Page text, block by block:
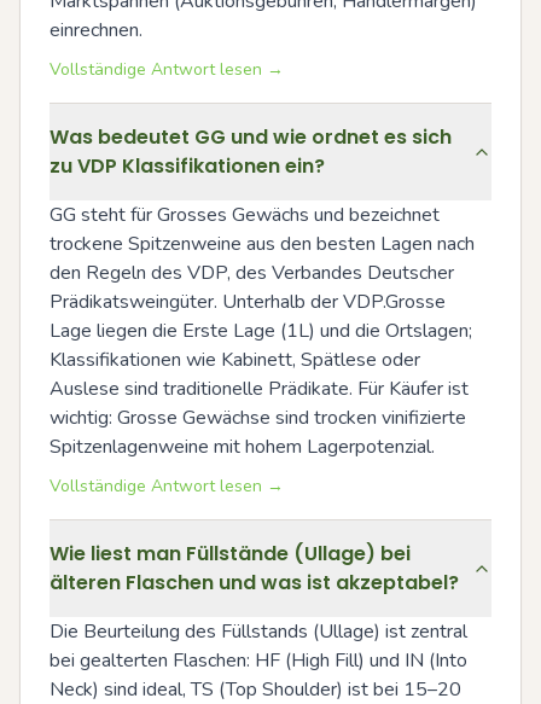
einrechnen.
Vollständige Antwort lesen →
Was bedeutet GG und wie ordnet es sich
zu VDP Klassifikationen ein?
GG steht für Grosses Gewächs und bezeichnet
trockene Spitzenweine aus den besten Lagen nach
den Regeln des VDP, des Verbandes Deutscher
Prädikatsweingüter. Unterhalb der VDP.Grosse
Lage liegen die Erste Lage (1L) und die Ortslagen;
Klassifikationen wie Kabinett, Spätlese oder
Auslese sind traditionelle Prädikate. Für Käufer ist
wichtig: Grosse Gewächse sind trocken vinifizierte
Spitzenlagenweine mit hohem Lagerpotenzial.
Vollständige Antwort lesen →
Wie liest man Füllstände (Ullage) bei
älteren Flaschen und was ist akzeptabel?
Die Beurteilung des Füllstands (Ullage) ist zentral
bei gealterten Flaschen: HF (High Fill) und IN (Into
Neck) sind ideal, TS (Top Shoulder) ist bei 15–20